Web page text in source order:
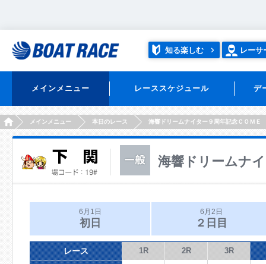
知る楽しむ レーサ
メインメニュー レーススケジュール デ
HOMEメインメニュー 本日のレース 海響ドリームナイター９周年記念ＣＯＭ
海響ドリームナ
6月1日
初日
6月2日
２日目
レース 1R 2R 3R